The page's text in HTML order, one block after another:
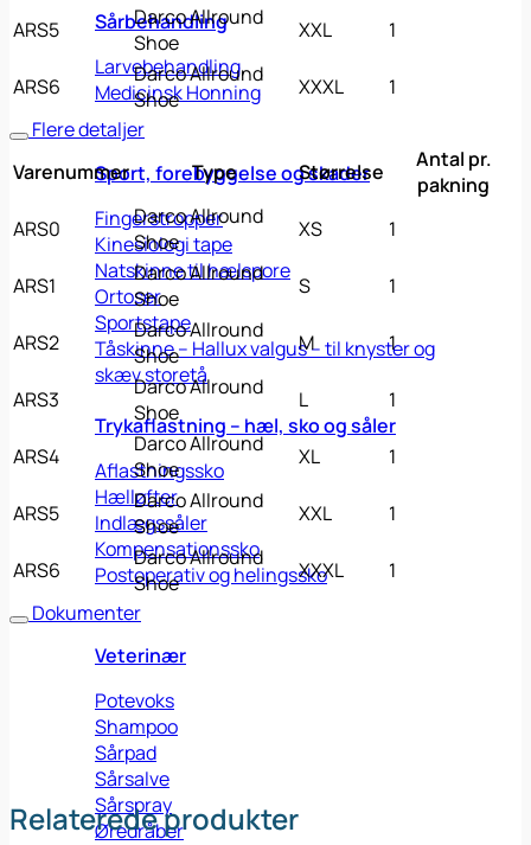
Sårbehandling
Larvebehandling
Medicinsk Honning
Sport, forebyggelse og skader
Fingerstropper
Kinesiologi tape
Natskinne til hælspore
Ortoser
Sportstape
Tåskinne – Hallux valgus – til knyster og
skæv storetå
Trykaflastning – hæl, sko og såler
Aflastningssko
Hælløfter
Indlægssåler
Kompensationssko
Postoperativ og helingssko
Veterinær
Potevoks
Shampoo
Sårpad
Sårsalve
Sårspray
Øredråber
ARS5
Darco Allround
Shoe
XXL 1
ARS6
Darco Allround
Shoe
XXXL
1
Flere detaljer
Varenummer
Type Størrelse
Antal pr.
pakning
ARS0
Darco Allround
Shoe
XS 1
ARS1
Darco Allround
Shoe
S 1
ARS2
Darco Allround
Shoe
M 1
ARS3
Darco Allround
Shoe
L 1
ARS4
Darco Allround
Shoe
XL 1
ARS5
Darco Allround
Shoe
XXL 1
ARS6
Darco Allround
Shoe
XXXL
1
Dokumenter
Relaterede produkter